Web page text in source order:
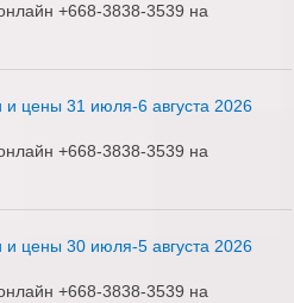
+668-3838-3539 на
и цены 31 июля-6 августа 2026
+668-3838-3539 на
и цены 30 июля-5 августа 2026
+668-3838-3539 на